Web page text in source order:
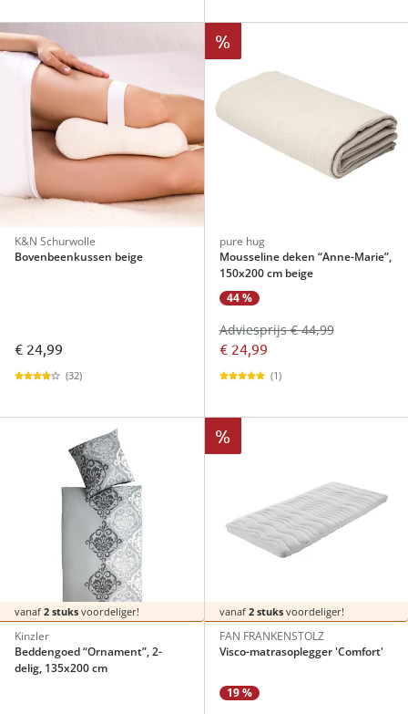
K&N Schurwolle
Bovenbeenkussen beige
€ 24,99
(32)
%
pure hug
Mousseline deken “Anne-Marie”,
150x200 cm beige
44 %
€ 24,99
Adviesprijs € 44,99
(1)
vanaf 2 stuks voordeliger!
Kinzler
Beddengoed “Ornament”, 2-
delig, 135x200 cm
%
vanaf 2 stuksvoordeliger!
FAN FRANKENSTOLZ
Visco-matrasoplegger 'Comfort'
19 %